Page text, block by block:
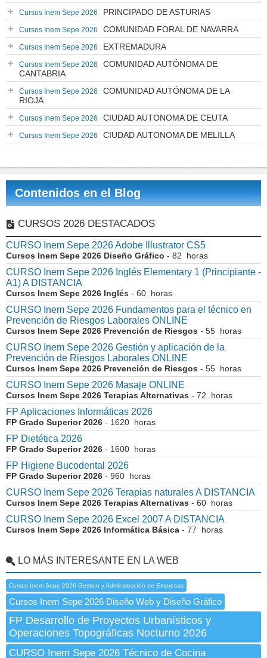
Cursos Inem Sepe 2026 PRINCIPADO DE ASTURIAS
Cursos Inem Sepe 2026 COMUNIDAD FORAL DE NAVARRA
Cursos Inem Sepe 2026 EXTREMADURA
Cursos Inem Sepe 2026
COMUNIDAD AUTÓNOMA DE
CANTABRIA
Cursos Inem Sepe 2026
COMUNIDAD AUTÓNOMA DE LA
RIOJA
Cursos Inem Sepe 2026 CIUDAD AUTONOMA DE CEUTA
Cursos Inem Sepe 2026 CIUDAD AUTONOMA DE MELILLA
Contenidos en el Blog
CURSOS 2026 DESTACADOS
CURSO Inem Sepe 2026 Adobe Illustrator CS5
Cursos Inem Sepe 2026 Diseño Gráfico - 82 horas
CURSO Inem Sepe 2026 Inglés Elementary 1 (Principiante -
A1) A DISTANCIA
Cursos Inem Sepe 2026 Inglés - 60 horas
CURSO Inem Sepe 2026 Fundamentos para el técnico en
Prevención de Riesgos Laborales ONLINE
Cursos Inem Sepe 2026 Prevención de Riesgos - 55 horas
CURSO Inem Sepe 2026 Gestión y aplicación de la
Prevención de Riesgos Laborales ONLINE
Cursos Inem Sepe 2026 Prevención de Riesgos - 55 horas
CURSO Inem Sepe 2026 Masaje ONLINE
Cursos Inem Sepe 2026 Terapias Alternativas - 72 horas
FP Aplicaciones Informáticas 2026
FP Grado Superior 2026 - 1620 horas
FP Dietética 2026
FP Grado Superior 2026 - 1600 horas
FP Higiene Bucodental 2026
FP Grado Superior 2026 - 960 horas
CURSO Inem Sepe 2026 Terapias naturales A DISTANCIA
Cursos Inem Sepe 2026 Terapias Alternativas - 60 horas
CURSO Inem Sepe 2026 Excel 2007 A DISTANCIA
Cursos Inem Sepe 2026 Informática Básica - 77 horas
LO MÁS INTERESANTE EN LA WEB
Cursos Inem Sepe 2026 Gestión y Administración de Empresas
Cursos Inem Sepe 2026 Diseño Web y Diseño Gráfico
FP Desarrollo de Proyectos Urbanísticos y
Operaciones Topográficas Nocturno 2026
CURSO Inem Sepe 2026 Técnico de Cocina